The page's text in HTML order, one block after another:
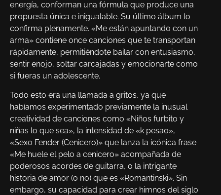
energía, conforman una fórmula que produce una
propuesta única e inigualable. Su último álbum lo
confirma plenamente. «Me están apuntando con un
arma» contiene once canciones que te transportan
rápidamente, permitiéndote bailar con entusiasmo,
sentir enojo, soltar carcajadas y emocionarte como
si fueras un adolescente.
Todo esto era una llamada a gritos, ya que
habíamos experimentado previamente la inusual
creatividad de canciones como «Niños furbito y
niñas lo que sea», la intensidad de «k pesao»,
«Sexo Fender (Cenicero)» que lanza la icónica frase
«Me huele el pelo a cenicero» acompañada de
poderosos acordes de guitarra, o la intrigante
historia de amor (o no) que es «Romantinski». Sin
embargo, su capacidad para crear himnos del siglo